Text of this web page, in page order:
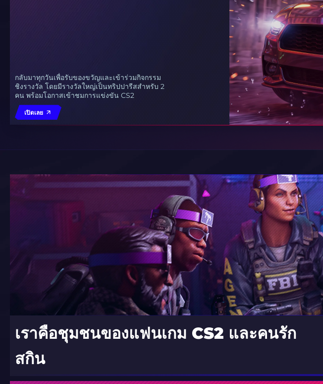
กลับมาทุกวันเพื่อรับของขวัญและเข้าร่วมกิจกรรม
ชิงรางวัล โดยมีรางวัลใหญ่เป็นทริปปารีสสำหรับ 2
คน พร้อมโอกาสเข้าชมการแข่งขัน CS2
เปิดเลย
เราคือชุมชนของแฟนเกม CS2 และคนรัก
สกิน